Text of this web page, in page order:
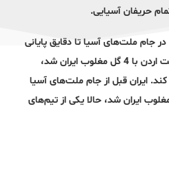
حریفان آسیایی.
را با نتیجه 3 بر یک شکست بدهد. تیمی که در جام ملت‌های آسیا تا دقایق پایانی
از کره‌جنوبی پیش بود و در نهایت مقابل این تیم قدرتمند و مدعی به تساوی 2 بر 2 رسید. قطر هم که در فینال تورنمنت اردن با 4 گل مغلوب ایران شد،
امتیازها را کسب کند. ایران قبل از جام ملت‌های آسیا
برگزار کرد که انتقادهای فراوانی به همراه داشت. همین تیم که با نتیجه 5 بر صفر مغلوب ایران شد، حالا یکی از تیم‌های